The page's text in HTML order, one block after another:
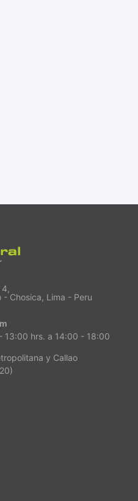
4,
Chosica, Lima - Peru
13:00 hrs. a 14:00 - 18:00
y Callao